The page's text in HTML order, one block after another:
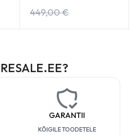
449,00€
GARANTII
KÕIGILE TOODETELE